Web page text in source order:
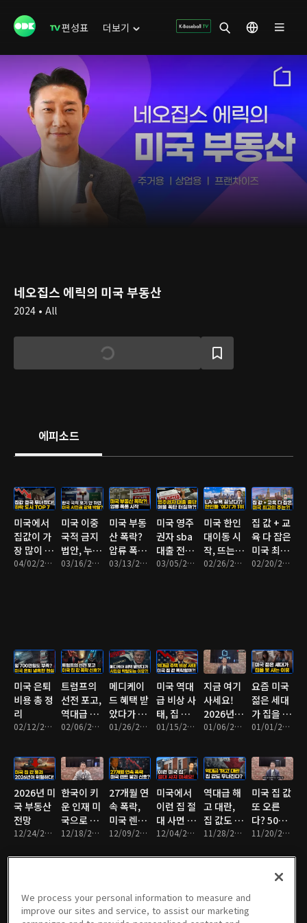
편성표 더보기
네오집스 에릭의 미국 부동산
2024 • All
에피소드
미국에서
집값이 가
장 많이 폭
락한 지역
04/02/2026 • 9분
미국 이중
국적 금지
법안, 누가
위험할까?
03/16/2026 • 8분
미국 부동
산 폭락?
압류 폭풍
시작
03/13/2026 • 9분
미국 영주
권자 sba
대출 전면
제외,
03/05/2026 • 9분
미국 한인
대이동 시
작, 뜨는
지역 TOP
02/26/2026 • 10분
집 값 + 교
육 다 잡은
미국 최고
의 주는?02/20/2026 • 13분
미국 은퇴
비용 총 정
리
02/12/2026 • 10분
트럼프의
선전 포고,
역대급 금
리 인하 지
02/06/2026 • 9분
메디케이
드 혜택 받
았다가 시
민권 박탈
유?
01/26/2026 • 10분
미국 역대
급 비상 사
태, 집 값
폭락한다?
01/15/2026 • 9분
지금 여기
사세요!
2026년 미
국에서 가
역
01/06/2026 • 9분
요즘 미국
젊은 세대
가 집을 살
수 없는 이
01/01/2026 • 7분
2026년 미
국 부동산
전망
12/24/2025 • 10분
한국이 키
운 인재 미
국으로 간
다?
12/18/2025 • 9분
27개월 연
속 폭락,
미국 렌트
붕괴 신12/09/2025 • 8분
미국에서
이런 집 절
대 사면 안
됩니다 12/04/2025 • 10분
역대급 해
고 대란,
집 값도 무
너질까?11/28/2025 • 10분
미국 집 값
또 오른
다? 50년
모기지 함
11/20/2025 • 10분
요즘 미국
에서 인기
미국 압류
폭증, 미국
미국을 점
령한 초대
미국 새 집
이 30만 불
미국 이제
안간다?
We process your personal information to measure and
improve our sites and service, to assist our marketing